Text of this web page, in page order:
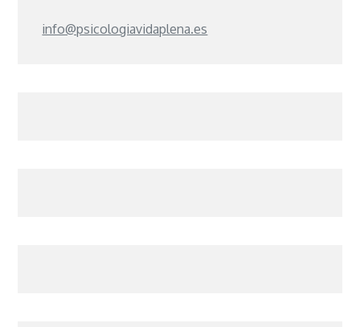
info@psicologiavidaplena.es